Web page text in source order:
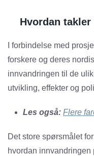
Hvordan
I forbindelse med
forskere og deres
innvandringen til de
utvikling, effekter og
Les også: Flere
Det store spørsmålet
hvordan